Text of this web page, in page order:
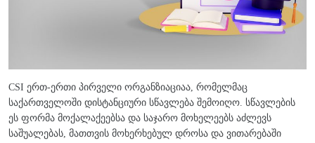
CSI ერთ-ერთი პირველი ორგანზიაციაა, რომელმაც
საქართველოში დისტანციური სწავლება შემოიღო. სწავლების
ეს ფორმა მოქალაქეებსა და საჯარო მოხელეებს აძლევს
საშუალებას, მათთვის მოხერხებულ დროსა და ვითარებაში